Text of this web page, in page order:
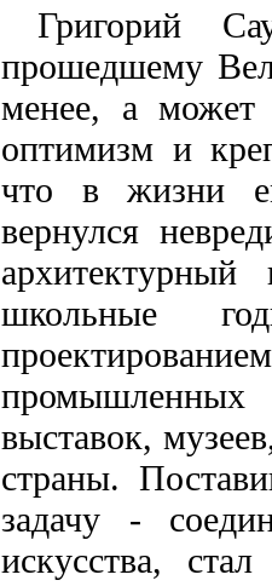
Григорий
прошедшему
менее, а может
оптимизм и
что в жизни
вернулся
школьные
промышленных
выставок,
страны.
задачу -
искусства,